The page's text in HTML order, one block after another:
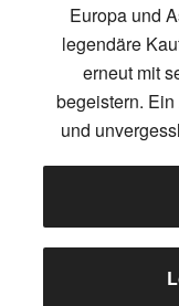
Europa und
legendäre
erneut mit
begeistern.
und